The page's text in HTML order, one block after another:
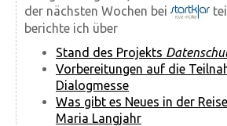
der nächsten Wochen bei
berichte ich über
Stand des Projekts
Vorbereitungen auf die
Dialogmesse
Was gibt es Neues in der
Maria Langjahr